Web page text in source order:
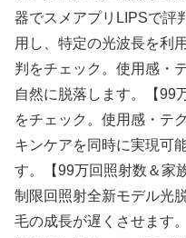
器でスメアプリLIPSで評
用し、特定の光波長を利
判をチェック。使用感・
自然に脱落します。【99
をチェック。使用感・テ
キンケアを同時に実現可
す。【99万回照射数＆家
制限回照射全新モデル光
毛の成長が遅くさせます